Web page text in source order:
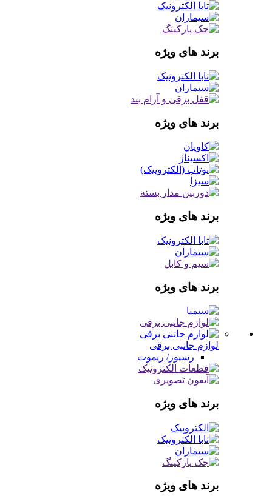
برند های ویژه
برند های ویژه
برند های ویژه
برند های ویژه
لوازم جانبی برقی
رسیور/ ریموت
برند های ویژه
برند های ویژه